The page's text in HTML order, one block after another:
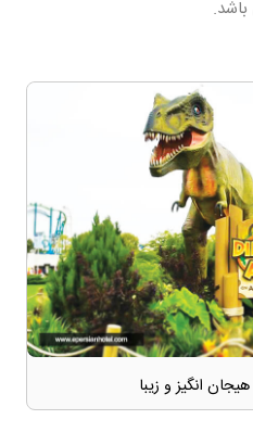
انگیز و زیبا